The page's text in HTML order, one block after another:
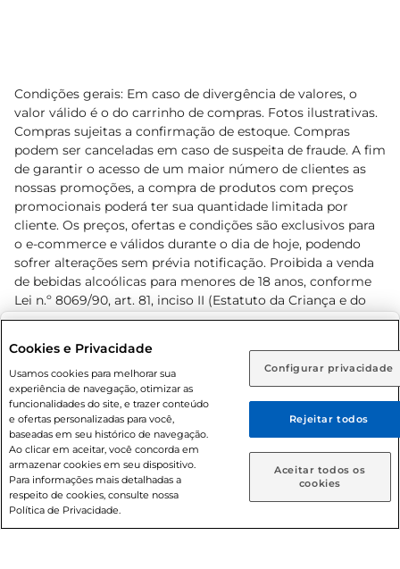
Rio de Janeiro (RJ) Goiás (GO)
Ou
Caso queira comprar online, informe como deseja receber
suas compras:
Entrega em casa Retire em Loja
Condições gerais: Em caso de divergência de valores, o
valor válido é o do carrinho de compras. Fotos ilustrativas.
Compras sujeitas a confirmação de estoque. Compras
podem ser canceladas em caso de suspeita de fraude. A fim
de garantir o acesso de um maior número de clientes as
nossas promoções, a compra de produtos com preços
promocionais poderá ter sua quantidade limitada por
cliente. Os preços, ofertas e condições são exclusivos para
o e-commerce e válidos durante o dia de hoje, podendo
sofrer alterações sem prévia notificação. Proibida a venda
de bebidas alcoólicas para menores de 18 anos, conforme
Lei n.º 8069/90, art. 81, inciso II (Estatuto da Criança e do
Adolescente). Preços e condições exclusivos para o
prévio. O valor mínimo para as compras on-line é de R$
80,00.
© 2026 Copyright. Todos os direitos
reservados Prezunic.
Cookies e Privacidade
Usamos cookies para melhorar sua
experiência de navegação, otimizar as
funcionalidades do site, e trazer conteúdo
e ofertas personalizadas para você,
baseadas em seu histórico de navegação.
Ao clicar em aceitar, você concorda em
armazenar cookies em seu dispositivo.
Para informações mais detalhadas a
respeito de cookies, consulte nossa
Política de Privacidade.
Configurar privacidade
Rejeitar todos
Aceitar todos os
cookies